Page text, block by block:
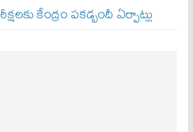
కేంద్రం పకడ్బందీ ఏర్పాట్లు